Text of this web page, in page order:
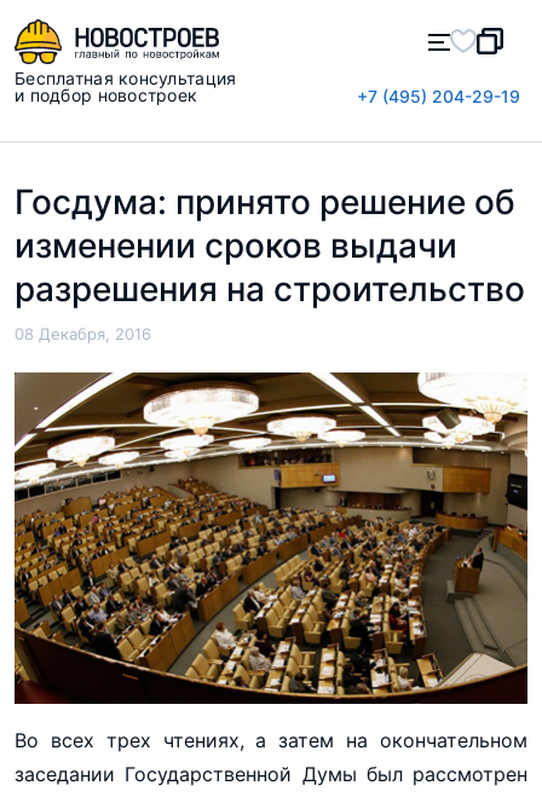
Бесплатная консультация
и подбор новостроек
+7 (495) 204-29-19
Госдума: принято решение об
изменении сроков выдачи
разрешения на строительство
08 Декабря, 2016
Во всех трех чтениях, а затем на окончательном
заседании Государственной Думы был рассмотрен